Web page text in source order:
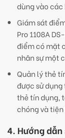
dùng vào
Giám sát
Pro 1108A
điểm có mặt
nhân sự một
Quản lý thẻ
được sử
thẻ tín dụng,
chóng và
4. Hướng